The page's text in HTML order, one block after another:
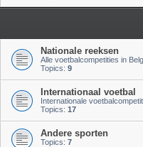
Nationale reeksen
Alle voetbalcompetities in
Topics: 9
Internationaal voetbal
Internationale
Topics: 17
Andere sporten
Topics: 7